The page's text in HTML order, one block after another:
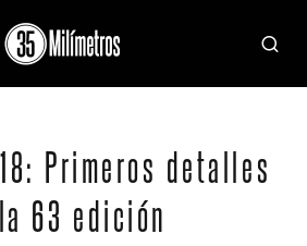
Primeros detalles
63 edición